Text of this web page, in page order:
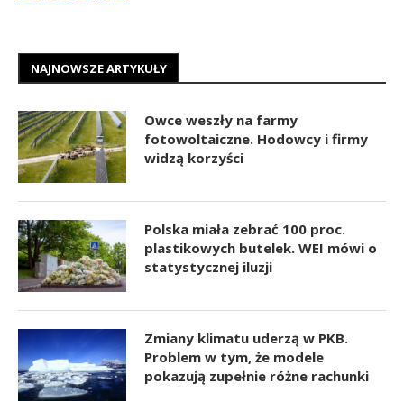
NAJNOWSZE ARTYKUŁY
Owce weszły na farmy
fotowoltaiczne. Hodowcy i firmy
widzą korzyści
Polska miała zebrać 100 proc.
plastikowych butelek. WEI mówi o
statystycznej iluzji
Zmiany klimatu uderzą w PKB.
Problem w tym, że modele
pokazują zupełnie różne rachunki